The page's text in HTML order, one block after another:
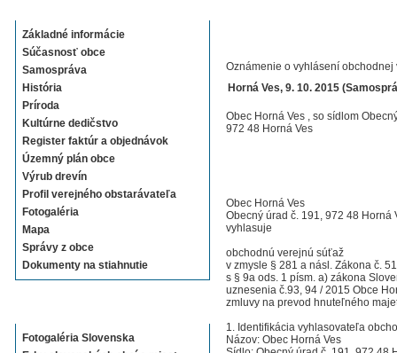
Základné informácie
Súčasnosť obce
Samospráva
História
Príroda
Kultúrne dedičstvo
Register faktúr a objednávok
Územný plán obce
Výrub drevín
Profil verejného obstarávateľa
Fotogaléria
Mapa
Správy z obce
Dokumenty na stiahnutie
Fotogaléria Slovenska
Oznámenie o vyhlásení
Horná Ves, 9. 10. 2015
Obec Horná Ves , so sídlom
972 48 Horná Ves
Obec Horná Ves
Obecný úrad č. 191, 972 48 Horná
vyhlasuje
obchodnú verejnú súťaž
v zmysle § 281 a násl. Zákona č.
s § 9a ods. 1 písm. a) zákona
uznesenia č.93, 94 / 2015 Obce
zmluvy na prevod hnuteľného
1. Identifikácia vyhlasovateľa
Názov: Obec Horná Ves